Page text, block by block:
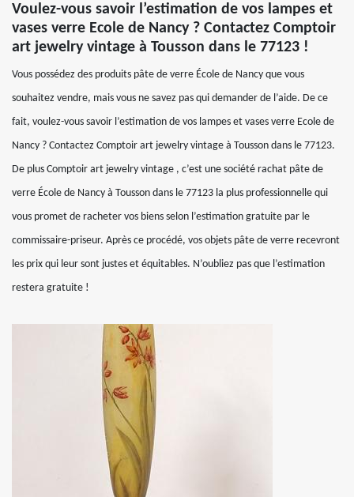
Voulez-vous savoir l’estimation de vos lampes et
vases verre Ecole de Nancy ? Contactez Comptoir
art jewelry vintage à Tousson dans le 77123 !
Vous possédez des produits pâte de verre École de Nancy que vous
souhaitez vendre, mais vous ne savez pas qui demander de l’aide. De ce
fait, voulez-vous savoir l’estimation de vos lampes et vases verre Ecole de
Nancy ? Contactez Comptoir art jewelry vintage à Tousson dans le 77123.
De plus Comptoir art jewelry vintage , c’est une société rachat pâte de
verre École de Nancy à Tousson dans le 77123 la plus professionnelle qui
vous promet de racheter vos biens selon l’estimation gratuite par le
commissaire-priseur. Après ce procédé, vos objets pâte de verre recevront
les prix qui leur sont justes et équitables. N’oubliez pas que l’estimation
restera gratuite !